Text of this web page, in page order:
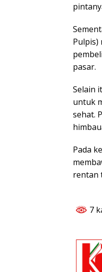
Pulpis)
pasar.
Selain
untuk
sehat.
Pada
rentan
7